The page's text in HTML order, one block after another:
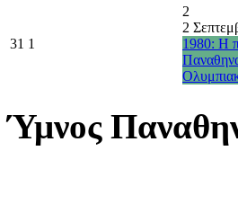
31 1
2
2
1980: Η
Ύμνος